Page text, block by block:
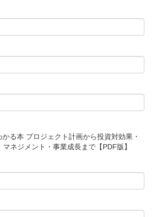
る本 プロジェクト計画から投資対効果・
ネジメント・事業成長まで【PDF版】